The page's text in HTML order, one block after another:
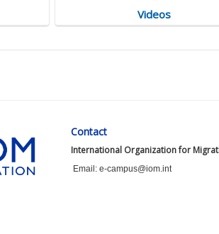
Videos
Contact
International Organization for
Email: e-campus@iom.int